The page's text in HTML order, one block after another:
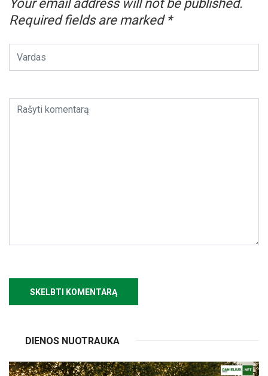
Your email address will not be published.
Required fields are marked *
DIENOS NUOTRAUKA